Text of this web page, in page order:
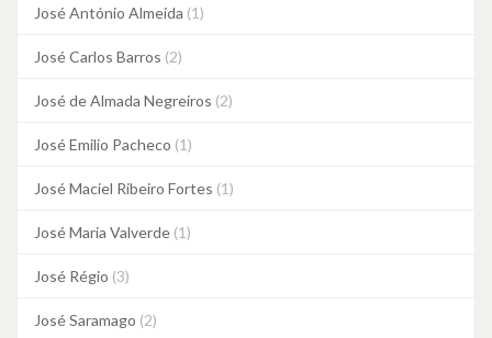
José António Almeida (1)
José Carlos Barros (2)
José de Almada Negreiros (2)
José Emilio Pacheco (1)
José Maciel Ribeiro Fortes (1)
José Maria Valverde (1)
José Régio (3)
José Saramago (2)